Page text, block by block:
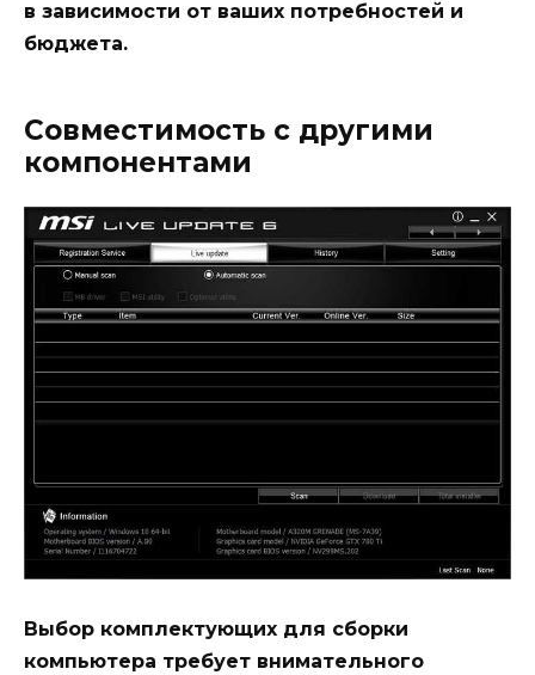
в зависимости от ваших потребностей и
бюджета.
Совместимость с другими
компонентами
Выбор комплектующих для сборки
компьютера требует внимательного